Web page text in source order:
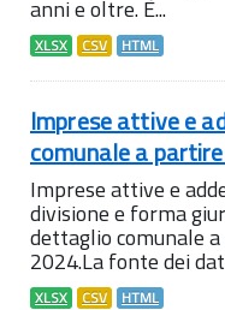
anni e oltre. È...
XLSX CSV HTML
Imprese attive e
comunale a
Imprese attive e
divisione e forma
dettaglio comunale
2024.La fonte dei
XLSX CSV HTML